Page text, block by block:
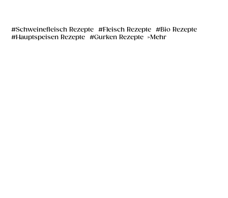
Schweinefleisch Rezepte Fleisch Rezepte
Bio Rezepte
Hauptspeisen Rezepte
Gurken Rezepte Mehr